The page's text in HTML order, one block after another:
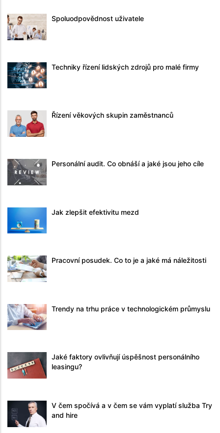
Spoluodpovědnost uživatele
Techniky řízení lidských zdrojů pro malé firmy
Řízení věkových skupin zaměstnanců
Personální audit. Co obnáší a jaké jsou jeho cíle
Jak zlepšit efektivitu mezd
Pracovní posudek. Co to je a jaké má náležitosti
Trendy na trhu práce v technologickém průmyslu
Jaké faktory ovlivňují úspěšnost personálního
leasingu?
V čem spočívá a v čem se vám vyplatí služba Try
and hire